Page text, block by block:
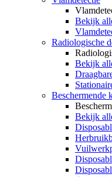
Bekijk
Radiologische
Bekijk
Beschermende
Bekijk